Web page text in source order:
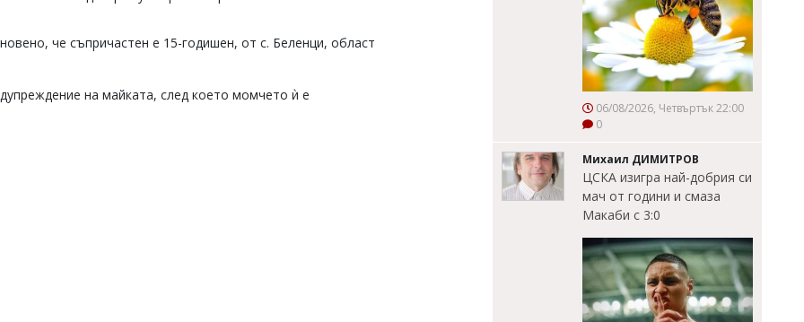
че съпричастен е 15-годишен, от с. Беленци, област
на майката, след което момчето ѝ е
06/08/2026, Четвъртък 22:00
0
Михаил ДИМИТРОВ
ЦСКА изигра най-добрия си
мач от години и смаза
Макаби с 3:0